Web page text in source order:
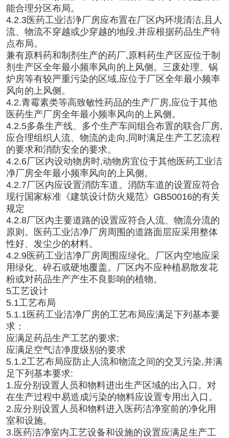
能合理分区布局。
4.2.3医药工业洁浄厂房应布置在厂区内环境清洁,且人
流、物流不穿越或少穿越的地段,并应根据药品生产特
点布局。
兼有原料药和制剂生产的药厂,原料药生产区应位于制
剂生产区全年最小频率风向的上风侧。三废处理、锅
炉房等有较严重污染的区域,应位于厂区全年最小频率
风向的上风侧。
4.2.青霉素类等高致敏性药品的生产厂房,应位于其他
医药生产厂房全年最小频率风向的上风侧。
4.2.5多条生产线、多个生产车间组合布置的联合厂房,
应合理组织人流、物流的走向,同时满足生产工艺流程
的要求和消防安全的要求。
4.2.6厂区内设动物房时,动物房宜位于其他医药工业洁
净厂房全年最小频率风向的上风侧。
4.2.7厂区内应设置消防车道。消防车道的设置应符合
现行国家标准《建筑设计防火规范》GB50016的有关
规定
4.2.8厂区內主要道路的设置应符合人流、物流分流的
原则。医药工业洁净厂房周围的道路面层应采用整体
性好、发尘少的材料。
4.2.9医药工业洁净厂房周围应绿化。厂区内空地应采
用绿化、碎石或硬地覆盖。厂区内不应种植易散发花
粉或对药品生产产生不良影响的植物。
5工艺设计
5.1工艺布局
5.1.1医药工业洁净厂房的工艺布局应满足下列基本要
求：
应满足药品生产工艺的要求;
应满足空气洁净度级别的要求
5.1.2工艺布局应防止人流和物流之间的交叉污染,并满
足下列基本要求:
1.应分别设置人员和物料进出生产区域的出入口。对
在生产过程中易造成污染的物料应设置专用出入口。
2.应分别设置人员和物料进入医药洁净室前的净化用
室和设施。
3.医药洁净室内工艺设备和设施的设置应满足生产工